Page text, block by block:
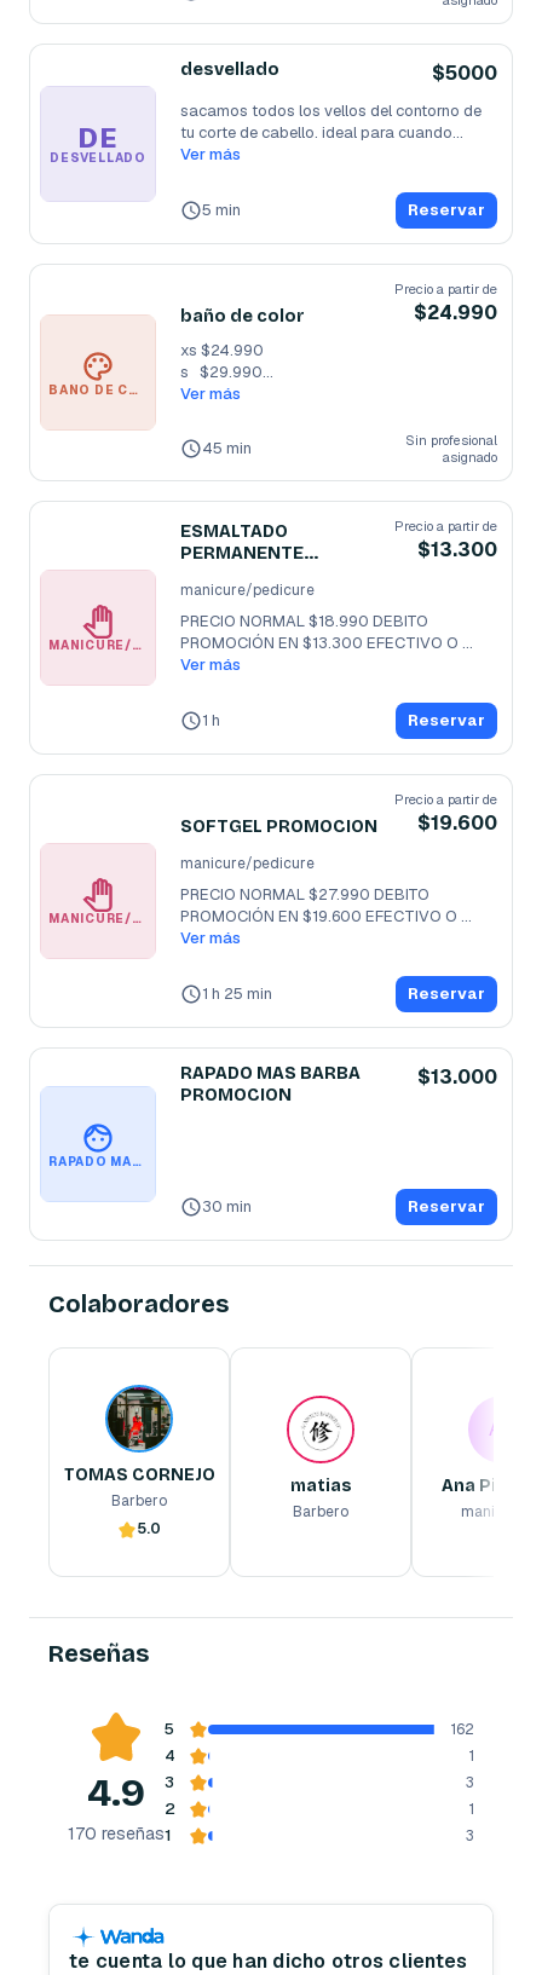
DE
DESVELLADO
desvellado $5000
sacamos todos los vellos del contorno de
tu corte de cabello. ideal para cuando...
Ver más
5 min Reservar
BAÑO DE COLOR
baño de color
Precio a partir de
$24.990
xs $24.990
s   $29.990
m  $34.990
xl  $44.990
Devuelvele el color...
Ver más
45 min
Sin profesional
asignado
MANICURE/PEDICURE
ESMALTADO
PERMANENTE
Precio a partir de
$13.300
manicure/pedicure
PRECIO NORMAL $18.990 DEBITO
PROMOCIÓN EN $13.300 EFECTIVO O
TRANSFERENCIA 1 O
Ver más
1 h Reservar
MANICURE/PEDICURE
SOFTGEL PROMOCION
Precio a partir de
$19.600
manicure/pedicure
PRECIO NORMAL $27.990 DEBITO
PROMOCIÓN EN $19.600 EFECTIVO O
TRANSFERENCIA 1 O
Ver más
1 h 25 min Reservar
RAPADO MAS BARBA PROMOCION
RAPADO MAS BARBA
PROMOCION
$13.000
30 min Reservar
Colaboradores
TOMAS CORNEJO
Barbero
5.0
Barbero
matias
Barbero
Barbero
AP
Ana
manicurista
manicurista
Reseñas
4.9
170 reseñas
5 162
4 1
3 3
2 1
1 3
te cuenta lo que han dicho otros clientes